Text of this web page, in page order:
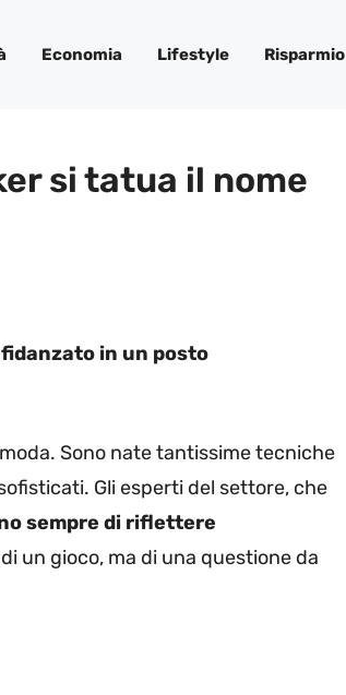
Economia Lifestyle Risparmio
si tatua il nome
in un posto
Sono nate tantissime tecniche
Gli esperti del settore, che
sempre di riflettere
un gioco, ma di una questione da